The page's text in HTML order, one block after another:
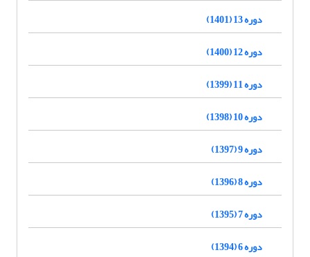
دوره 13 (1401)
دوره 12 (1400)
دوره 11 (1399)
دوره 10 (1398)
دوره 9 (1397)
دوره 8 (1396)
دوره 7 (1395)
دوره 6 (1394)